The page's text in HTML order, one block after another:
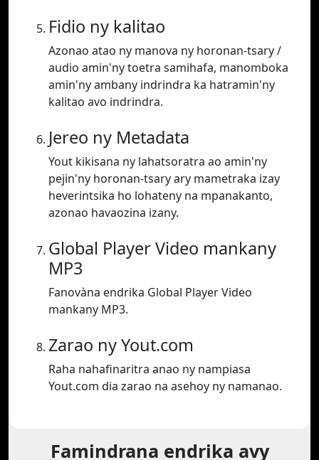
Fidio ny kalitao
Azonao atao ny manova ny horonan-tsary /
audio amin'ny toetra samihafa, manomboka
amin'ny ambany indrindra ka hatramin'ny
kalitao avo indrindra.
Jereo ny Metadata
Yout kikisana ny lahatsoratra ao amin'ny
pejin'ny horonan-tsary ary mametraka izay
heverintsika ho lohateny na mpanakanto,
azonao havaozina izany.
Global Player Video mankany
MP3
Fanovàna endrika Global Player Video
mankany MP3.
Zarao ny Yout.com
Raha nahafinaritra anao ny nampiasa
Yout.com dia zarao na asehoy ny namanao.
Famindrana endrika avy